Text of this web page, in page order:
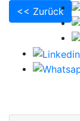
<< Zurück